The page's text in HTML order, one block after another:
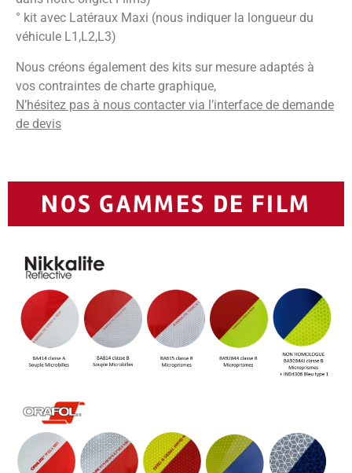
° kit avec Latéraux Maxi (nous indiquer la longueur du
véhicule L1,L2,L3)
Nous créons également des kits sur mesure adaptés à
vos contraintes de charte graphique,
N’hésitez pas à nous contacter via l’interface de demande
de devis
NOS GAMMES DE FILM